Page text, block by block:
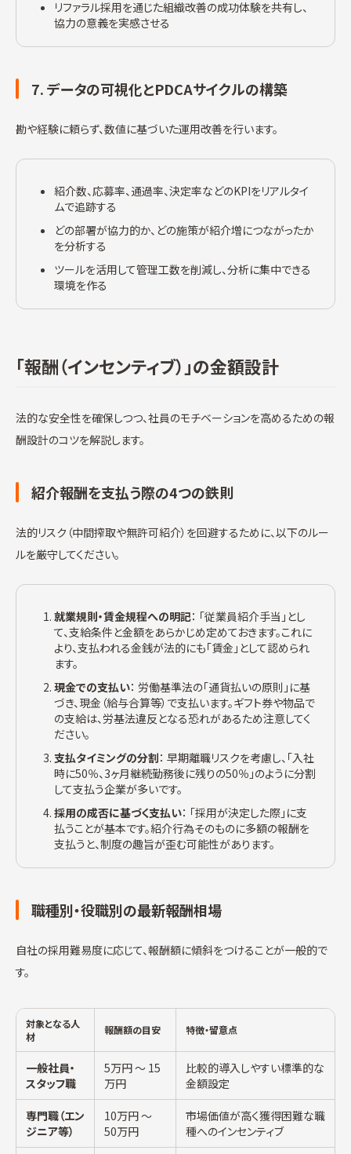
リファラル採用を通じた組織改善の成功体験を共有し、
協力の意義を実感させる
7. データの可視化とPDCAサイクルの構築
勘や経験に頼らず、数値に基づいた運用改善を行います。
紹介数、応募率、通過率、決定率などのKPIをリアルタイ
ムで追跡する
どの部署が協力的か、どの施策が紹介増につながったか
を分析する
ツールを活用して管理工数を削減し、分析に集中できる
環境を作る
「報酬（インセンティブ）」の金額設計
法的な安全性を確保しつつ、社員のモチベーションを高めるための報
酬設計のコツを解説します。
紹介報酬を支払う際の4つの鉄則
法的リスク（中間搾取や無許可紹介）を回避するために、以下のルー
ルを厳守してください。
就業規則・賃金規程への明記： 「従業員紹介手当」とし
て、支給条件と金額をあらかじめ定めておきます。これに
より、支払われる金銭が法的にも「賃金」として認められ
ます。
現金での支払い： 労働基準法の「通貨払いの原則」に基
づき、現金（給与合算等）で支払います。ギフト券や物品で
の支給は、労基法違反となる恐れがあるため注意してく
ださい。
支払タイミングの分割： 早期離職リスクを考慮し、「入社
時に50％、3ヶ月継続勤務後に残りの50％」のように分割
して支払う企業が多いです。
採用の成否に基づく支払い： 「採用が決定した際」に支
払うことが基本です。紹介行為そのものに多額の報酬を
支払うと、制度の趣旨が歪む可能性があります。
職種別・役職別の最新報酬相場
自社の採用難易度に応じて、報酬額に傾斜をつけることが一般的で
す。
対象となる人
材
報酬額の目安 特徴・留意点
一般社員・
スタッフ職
5万円 〜 15
万円
比較的導入しやすい標準的な
金額設定
専門職（エン
ジニア等）
10万円 〜
50万円
市場価値が高く獲得困難な職
種へのインセンティブ